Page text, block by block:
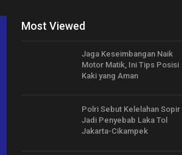
Most Viewed
Jaga Keseimbangan Naik
Motor Matik, Ini Tips Posisi
Kaki yang Aman
Polri Sebut Kelelahan Sopir
Jadi Penyebab Laka Tol
Jakarta-Cikampek